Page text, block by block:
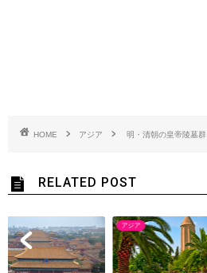
HOME アジア 明・清朝の皇帝陵墓群
RELATED POST
アジア